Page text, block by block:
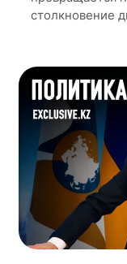
столкновение